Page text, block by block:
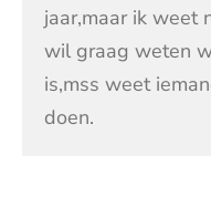
jaar,maar ik weet
wil graag weten
is,mss weet
doen.